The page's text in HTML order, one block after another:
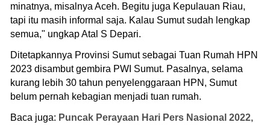
minatnya, misalnya Aceh. Begitu juga Kepulauan Riau,
tapi itu masih informal saja. Kalau Sumut sudah lengkap
semua," ungkap Atal S Depari.
Ditetapkannya Provinsi Sumut sebagai Tuan Rumah HPN
2023 disambut gembira PWI Sumut. Pasalnya, selama
kurang lebih 30 tahun penyelenggaraan HPN, Sumut
belum pernah kebagian menjadi tuan rumah.
Baca juga: Puncak Perayaan Hari Pers Nasional 2022,